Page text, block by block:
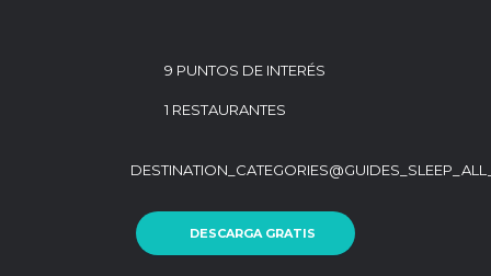
9 PUNTOS DE INTERÉS
1 RESTAURANTES
DESCARGA GRATIS